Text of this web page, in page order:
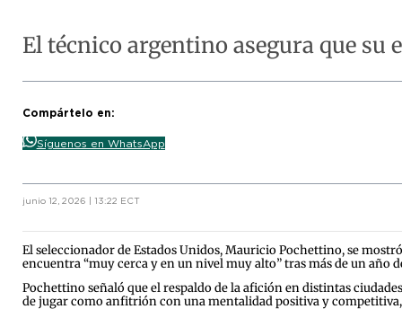
El técnico argentino asegura que su
Compártelo en:
Síguenos en WhatsApp
junio 12, 2026 | 13:22 ECT
El seleccionador de Estados Unidos, Mauricio Pochettino, se
encuentra “muy cerca y en un nivel muy alto” tras más de un año
Pochettino señaló que el respaldo de la afición en distintas
de jugar como anfitrión con una mentalidad positiva y